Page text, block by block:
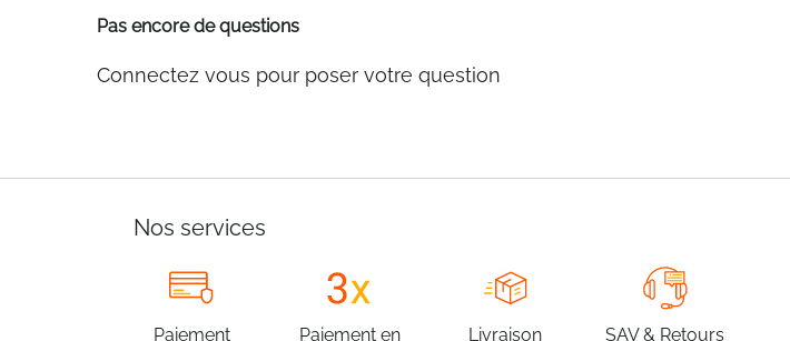
Pas encore de questions
Connectez vous pour poser votre question
Nos services
Paiement
Paiement en
Livraison
SAV & Retours